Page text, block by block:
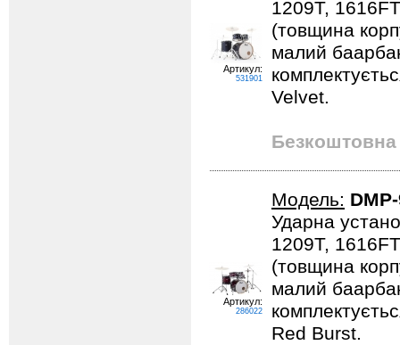
Артикул:
531901
1209T,
(товщина
малий
Velvet.
Безкоштовна
Артикул:
286022
Модель:
Ударна
1209T,
(товщина
малий
Red Burst.